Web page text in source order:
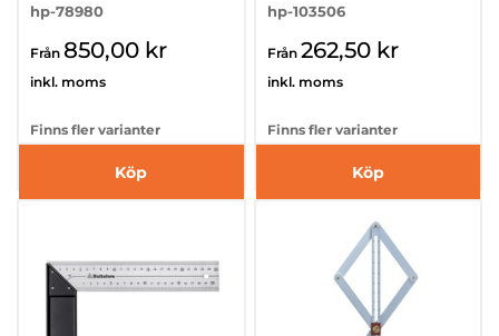
hp-78980
Från 850,00 kr
inkl. moms
Finns fler varianter
Köp
hp-103506
Från 262,50 kr
inkl. moms
Finns fler varianter
Köp